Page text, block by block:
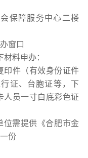
保障服务中心二楼
窗口
料申办：
件（有效身份证件
证、台胞证等，下
人员一寸白底彩色证
位需提供《合肥市金
份